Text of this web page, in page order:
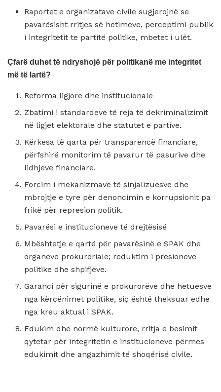
Raportet e organizatave civile sugjerojnë se
pavarësisht rritjes së hetimeve, perceptimi publik
i integritetit te partitë politike, mbetet i ulët.
Çfarë duhet të ndryshojë për politikanë me integritet
më të lartë?
Reforma ligjore dhe institucionale
Zbatimi i standardeve të reja të dekriminalizimit
në ligjet elektorale dhe statutet e partive.
Kërkesa të qarta për transparencë financiare,
përfshirë monitorim të pavarur të pasurive dhe
lidhjeve financiare.
Forcim i mekanizmave të sinjalizuesve dhe
mbrojtje e tyre për denoncimin e korrupsionit pa
frikë për represion politik.
Pavarësi e institucioneve të drejtësisë
Mbështetje e qartë për pavarësinë e SPAK dhe
organeve prokuroriale; reduktim i presioneve
politike dhe shpifjeve.
Garanci për sigurinë e prokurorëve dhe hetuesve
nga kërcënimet politike, siç është theksuar edhe
nga kreu aktual i SPAK.
Edukim dhe normë kulturore, rritja e besimit
qytetar për integritetin e institucioneve përmes
edukimit dhe angazhimit të shoqërisë civile.